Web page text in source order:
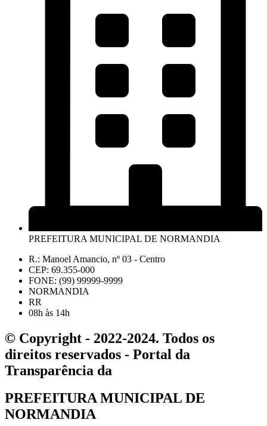
PREFEITURA MUNICIPAL DE NORMANDIA
R.: Manoel Amancio, nº 03 - Centro
CEP: 69.355-000
FONE: (99) 99999-9999
NORMANDIA
RR
08h às 14h
© Copyright - 2022-2024. Todos os
direitos reservados - Portal da
Transparência da
PREFEITURA MUNICIPAL DE
NORMANDIA